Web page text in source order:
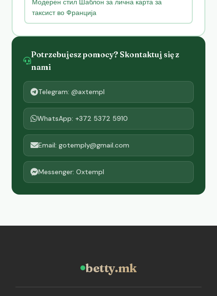
Модерен стил Шаблон за лична карта за
таксист во Франција
Potrzebujesz pomocy? Skontaktuj się z
nami
Telegram: @axtempl
WhatsApp: +372 5372 5910
Email: gotemply@gmail.com
Messenger: Oxtempl
betty.mk